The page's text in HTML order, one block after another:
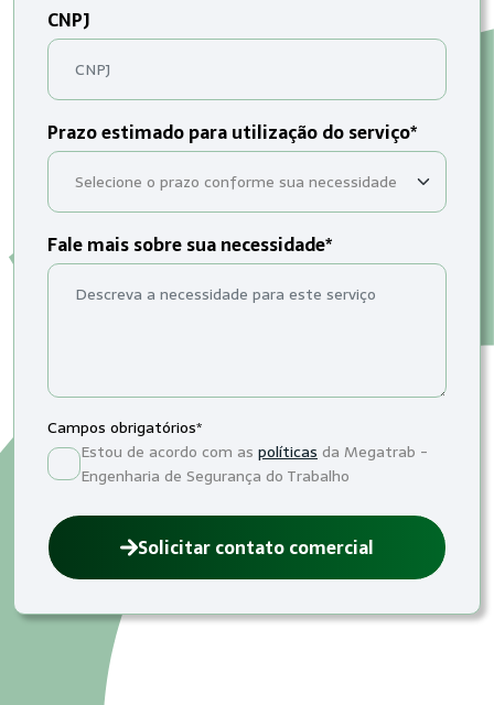
CNPJ
Prazo estimado para utilização do serviço*
Fale mais sobre sua necessidade*
Campos obrigatórios*
Estou de acordo com as políticas da Megatrab -
Engenharia de Segurança do Trabalho
Solicitar contato comercial